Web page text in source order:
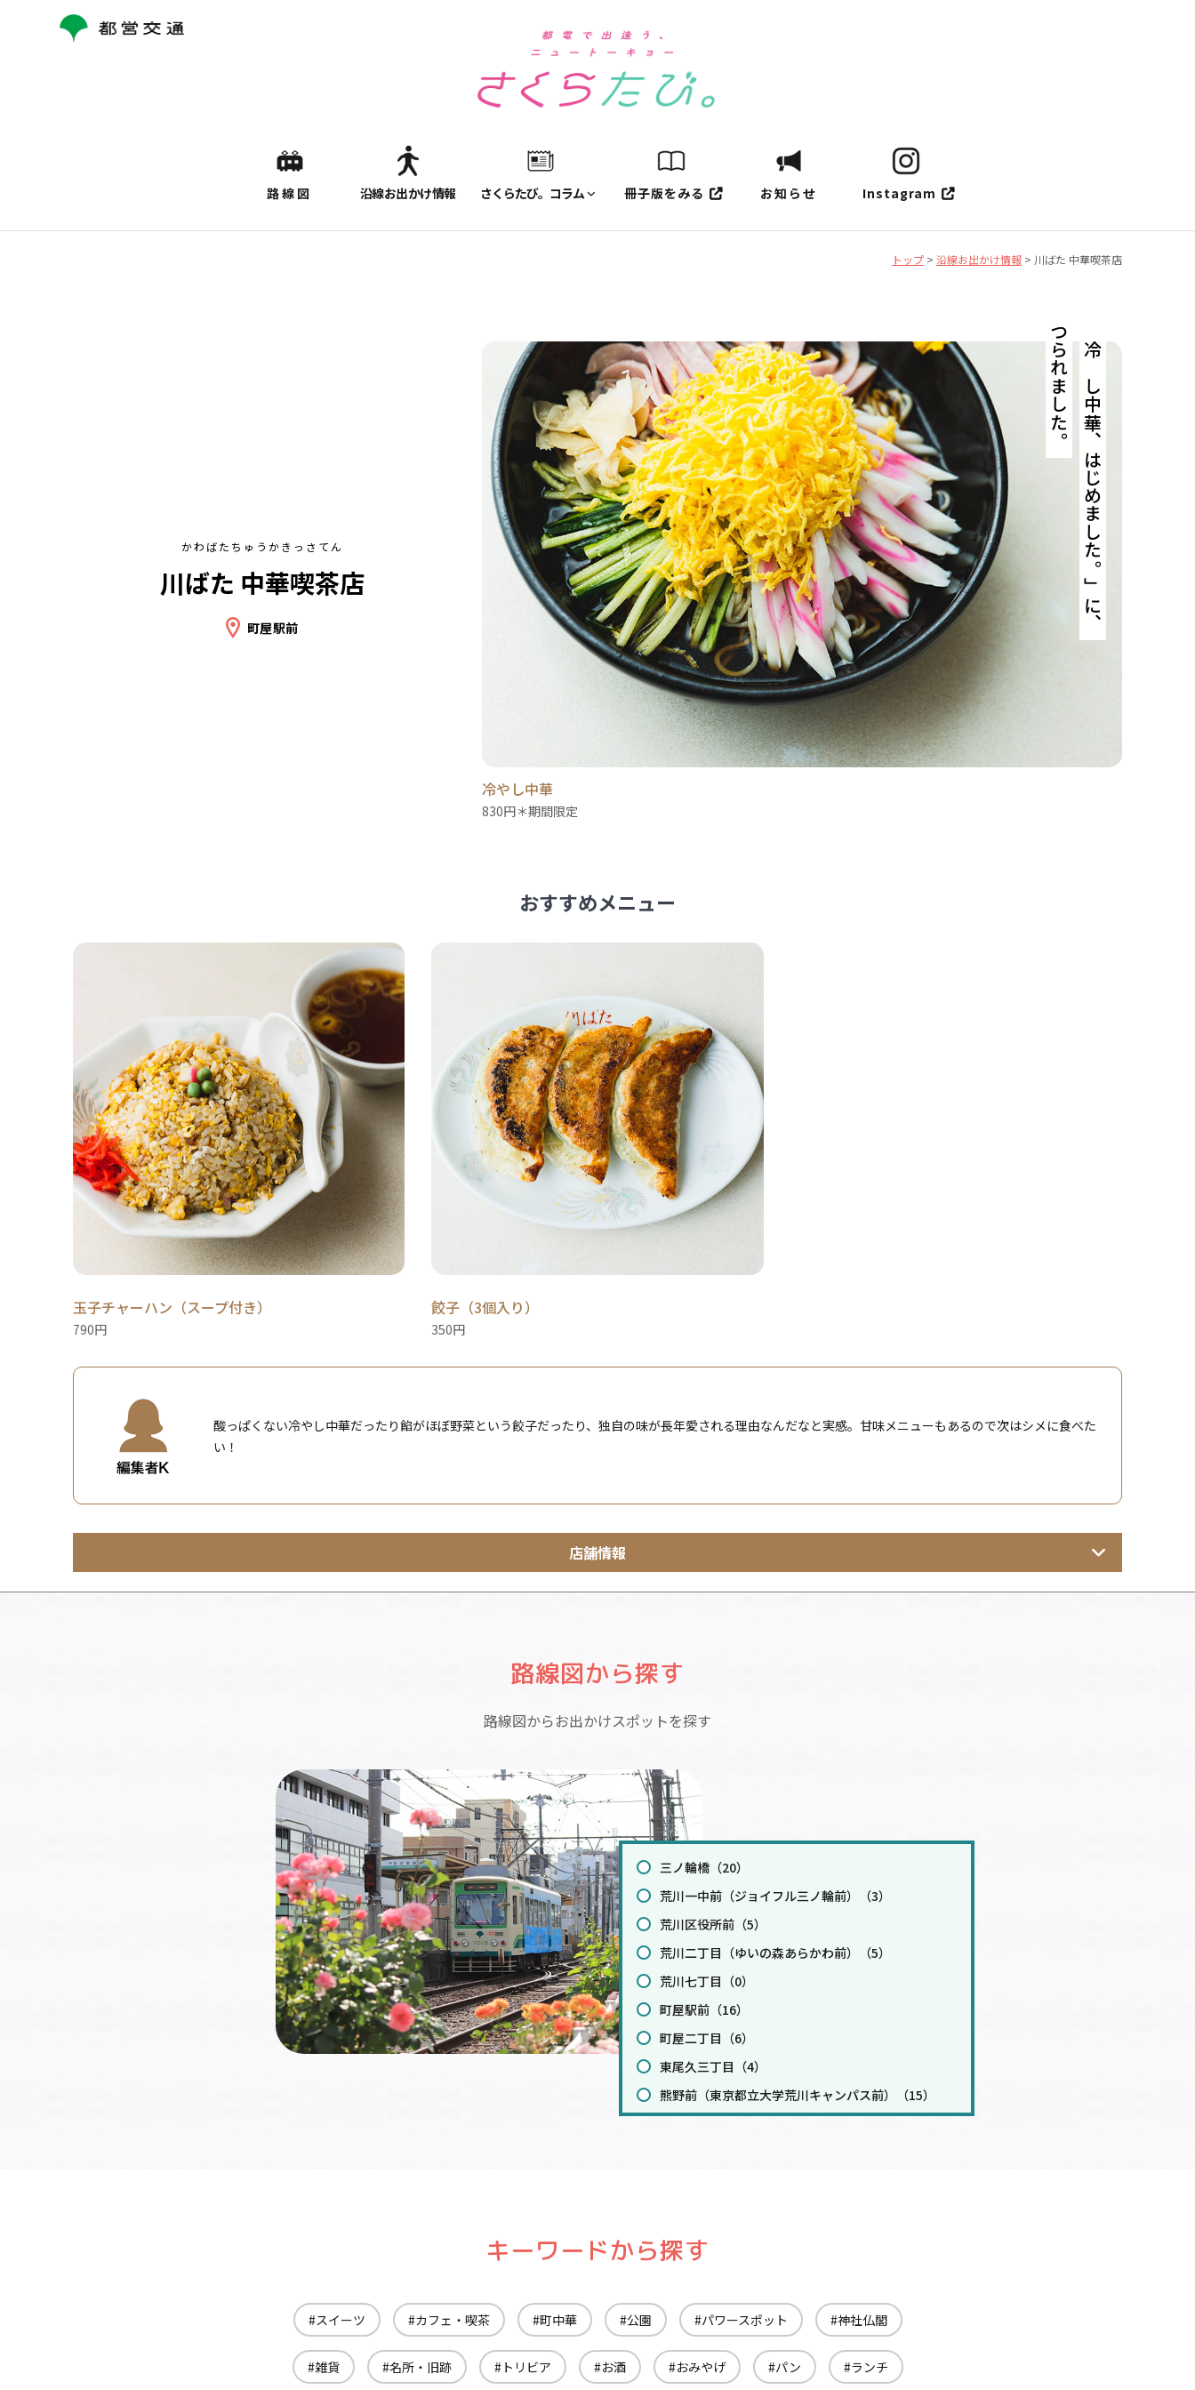
路線図 沿線お出かけ情報 さくらたび。コラム 冊子版をみる お知らせ Instagram
トップ> 沿線お出かけ情報> 川ばた 中華喫茶店
かわばたちゅうかきっさてん
川ばた 中華喫茶店
町屋駅前
冷やし中華
830円＊期間限定
「冷やし中華、はじめました。」に、
つられました。
おすすめメニュー
玉子チャーハン（スープ付き）
790円
餃子（3個入り）
350円
酸っぱくない冷やし中華だったり餡がほぼ野菜という餃子だったり、独自の味が長年愛される理由なんだなと実感。甘味メニューもあるので次はシメに食べた
い！
店舗情報
路線図から探す
路線図からお出かけスポットを探す
三ノ輪橋（20）
荒川一中前（ジョイフル三ノ輪前）（3）
荒川区役所前（5）
荒川二丁目（ゆいの森あらかわ前）（5）
荒川七丁目（0）
町屋駅前（16）
町屋二丁目（6）
東尾久三丁目（4）
熊野前（東京都立大学荒川キャンパス前）（15）
梶原（3）
栄町（1）
飛鳥山（7）
滝野川一丁目（4）
西ヶ原四丁目（3）
キーワードから探す
スイーツ カフェ・喫茶 町中華 公園 パワースポット 神社仏閣
雑貨 名所・旧跡 トリビア お酒 おみやげ パン ランチ